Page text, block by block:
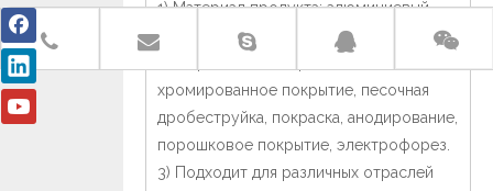
1) Материал продукта: алюминиевый
алюминиевый сплав, цинковый сплав.
хромированное покрытие, песочная
дробеструйка, покраска, анодирование,
порошковое покрытие, электрофорез.
3) Подходит для различных отраслей